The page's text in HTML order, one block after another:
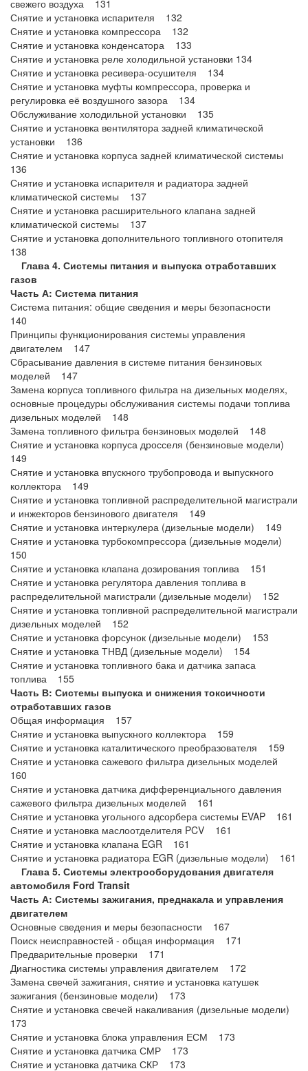
свежего воздуха 131
Снятие и установка испарителя 132
Снятие и установка компрессора 132
Снятие и установка конденсатора 133
Снятие и установка реле холодильной установки 134
Снятие и установка ресивера-осушителя 134
Снятие и установка муфты компрессора, проверка и
регулировка её воздушного зазора 134
Обслуживание холодильной установки 135
Снятие и установка вентилятора задней климатической
установки 136
Снятие и установка корпуса задней климатической системы
136
Снятие и установка испарителя и радиатора задней
климатической системы 137
Снятие и установка расширительного клапана задней
климатической системы 137
Снятие и установка дополнительного топливного отопителя
138
Глава 4. Системы питания и выпуска отработавших
газов
Часть А: Система питания
Система питания: общие сведения и меры безопасности
140
Принципы функционирования системы управления
двигателем 147
Сбрасывание давления в системе питания бензиновых
моделей 147
Замена корпуса топливного фильтра на дизельных моделях,
основные процедуры обслуживания системы подачи топлива
дизельных моделей 148
Замена топливного фильтра бензиновых моделей 148
Снятие и установка корпуса дросселя (бензиновые модели)
149
Снятие и установка впускного трубопровода и выпускного
коллектора 149
Снятие и установка топливной распределительной магистрали
и инжекторов бензинового двигателя 149
Снятие и установка интеркулера (дизельные модели) 149
Снятие и установка турбокомпрессора (дизельные модели)
150
Снятие и установка клапана дозирования топлива 151
Снятие и установка регулятора давления топлива в
распределительной магистрали (дизельные модели) 152
Снятие и установка топливной распределительной магистрали
дизельных моделей 152
Снятие и установка форсунок (дизельные модели) 153
Снятие и установка ТНВД (дизельные модели) 154
Снятие и установка топливного бака и датчика запаса
топлива 155
Часть В: Системы выпуска и снижения токсичности
отработавших газов
Общая информация 157
Снятие и установка выпускного коллектора 159
Снятие и установка каталитического преобразователя 159
Снятие и установка сажевого фильтра дизельных моделей
160
Снятие и установка датчика дифференциального давления
сажевого фильтра дизельных моделей 161
Снятие и установка угольного адсорбера системы EVAP 161
Снятие и установка маслоотделителя PCV 161
Снятие и установка клапана EGR 161
Снятие и установка радиатора EGR (дизельные модели) 161
Глава 5. Системы электрооборудования двигателя
автомобиля Ford Transit
Часть А: Системы зажигания, преднакала и управления
двигателем
Основные сведения и меры безопасности 167
Поиск неисправностей - общая информация 171
Предварительные проверки 171
Диагностика системы управления двигателем 172
Замена свечей зажигания, снятие и установка катушек
зажигания (бензиновые модели) 173
Снятие и установка свечей накаливания (дизельные модели)
173
Снятие и установка блока управления ЕСМ 173
Снятие и установка датчика СМР 173
Снятие и установка датчика СКР 173